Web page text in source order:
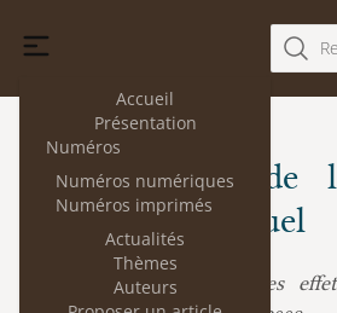
Accueil
Présentation
Numéros
Numéros numériques
Numéros imprimés
Actualités
Thèmes
Auteurs
Les articles de
Jean-Eric Gicquel
Jean-Eric Gicquel :
Les